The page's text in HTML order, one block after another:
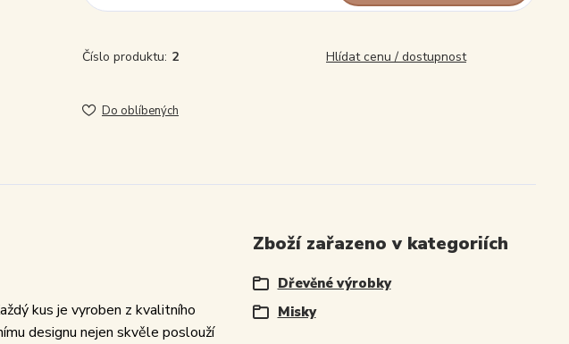
Číslo produktu: 2 Hlídat cenu / dostupnost
Do oblíbených
kus je vyroben z kvalitního
designu nejen skvěle poslouží
Zboží zařazeno v kategoriích
Dřevěné výrobky
Misky